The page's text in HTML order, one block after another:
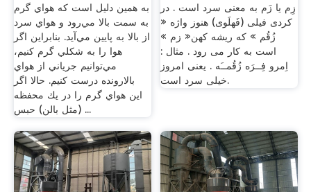
به همين دليل است كه هواي گرم
به سمت بالا مي‌رود و هواي سرد
از بالا به پايين مي‌آيد. بنابراين اگر
هوا را به شكلي گرم كنيم،
مي‌توانيم جرياني از هواي
بالارونده درست كنيم. حالا اگر
اين هواي گرم را در يك محفظه
(مثل بالن) حبس ...
زِم یا زَم به معنی سرد است . در
کردی فیلی (فَهلَوی) هنوز واژه «
زُقُم » که ریشه کهن« زم »
است به کار می رود . مثال :
اِمرو فِــرَه زُقُمــَه . یعنی امروز
خیلی سرد است.